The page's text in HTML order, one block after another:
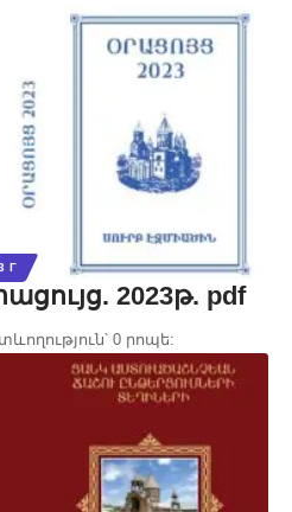
Г
2023թ. pdf
0 րոպե: